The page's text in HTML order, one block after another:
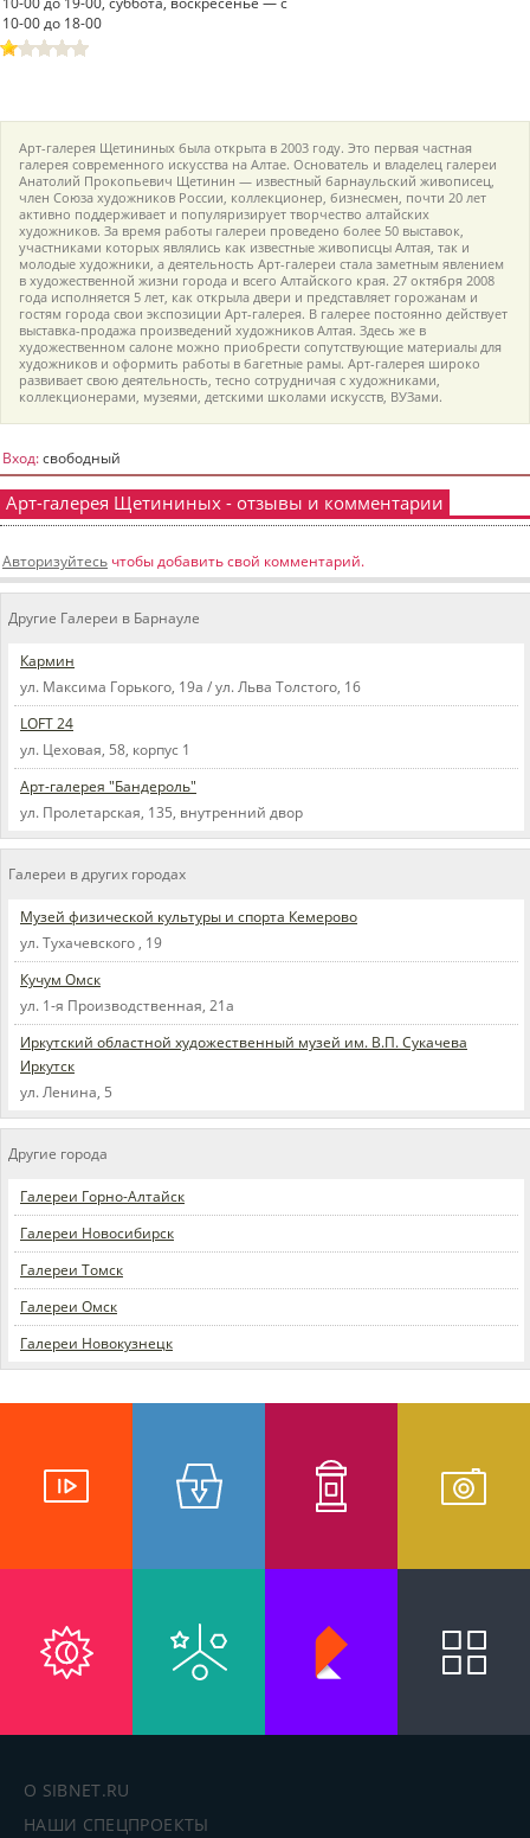
пїЅпїЅпїЅ
пїЅпїЅпїЅ
пїЅпїЅпїЅпїЅпїЅпїЅпїЅпїЅпїЅ
пїЅпїЅпїЅ пїЅпїЅпїЅпїЅпїЅ
пїЅпїЅпїЅ пїЅпїЅпїЅпїЅпїЅпїЅ
пїЅпїЅпїЅпїЅпїЅ
пїЅпїЅпїЅпїЅпїЅпїЅпїЅпїЅпїЅпїЅ
10-00 до 18-00
Арт-галерея Щетининых была открыта в 2003 году. Это первая частная
галерея современного искусства на Алтае. Основатель и владелец галереи
Анатолий Прокопьевич Щетинин — известный барнаульский живописец,
член Союза художников России, коллекционер, бизнесмен, почти 20 лет
активно поддерживает и популяризирует творчество алтайских
художников. За время работы галереи проведено более 50 выставок,
участниками которых являлись как известные живописцы Алтая, так и
молодые художники, а деятельность Арт-галереи стала заметным явлением
в художественной жизни города и всего Алтайского края. 27 октября 2008
года исполняется 5 лет, как открыла двери и представляет горожанам и
гостям города свои экспозиции Арт-галерея. В галерее постоянно действует
выставка-продажа произведений художников Алтая. Здесь же в
художественном салоне можно приобрести сопутствующие материалы для
художников и оформить работы в багетные рамы. Арт-галерея широко
развивает свою деятельность, тесно сотрудничая с художниками,
коллекционерами, музеями, детскими школами искусств, ВУЗами.
Вход:свободный
Арт-галерея Щетининых - отзывы и комментарии
Авторизуйтесь чтобы добавить свой комментарий.
Другие Галереи в Барнауле
Кармин
ул. Максима Горького, 19а / ул. Льва Толстого, 16
LOFT 24
ул. Цеховая, 58, корпус 1
Арт-галерея "Бандероль"
ул. Пролетарская, 135, внутренний двор
Галереи в других городах
Музей физической культуры и спорта Кемерово
ул. Тухачевского , 19
Кучум Омск
ул. 1-я Производственная, 21а
Иркутский областной художественный музей им. В.П. Сукачева
Иркутск
ул. Ленина, 5
Другие города
Галереи Горно-Алтайск
Галереи Новосибирск
Галереи Томск
Галереи Омск
Галереи Новокузнецк
О SIBNET.RU
НАШИ СПЕЦПРОЕКТЫ